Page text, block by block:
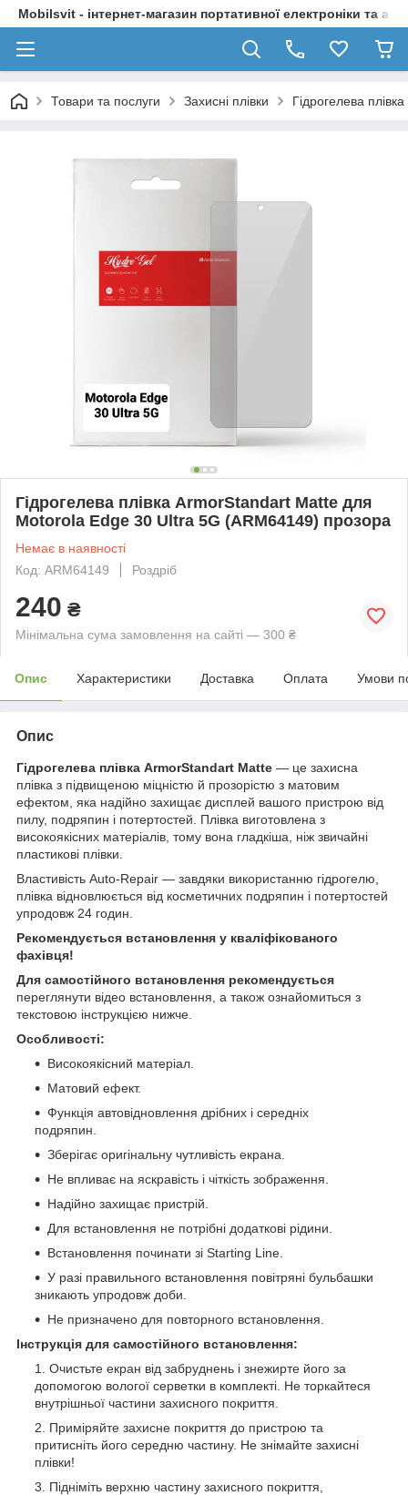
Mobilsvit - інтернет-магазин портативної електроніки та
Товари та послуги Захисні плівки Гідрогелева
Гідрогелева плівка ArmorStandart Matte для
Motorola Edge 30 Ultra 5G (ARM64149) прозора
Немає в наявності
Код: ARM64149
Роздріб
240 ₴
Мінімальна сума замовлення на сайті — 300 ₴
Опис Характеристики Доставка Оплата Умови
Опис
Гідрогелева плівка ArmorStandart Matte — це захисна
плівка з підвищеною міцністю й прозорістю з матовим
ефектом, яка надійно захищає дисплей вашого пристрою від
пилу, подряпин і потертостей. Плівка виготовлена з
високоякісних матеріалів, тому вона гладкіша, ніж звичайні
пластикові плівки.
Властивість Auto-Repair — завдяки використанню гідрогелю,
плівка відновлюється від косметичних подряпин і потертостей
упродовж 24 годин.
Рекомендується встановлення у кваліфікованого
фахівця!
Для самостійного встановлення рекомендується
переглянути відео встановлення, а також ознайомиться з
текстовою інструкцією нижче.
Особливості:
Високоякісний матеріал.
Матовий ефект.
Функція автовідновлення дрібних і середніх
подряпин.
Зберігає оригінальну чутливість екрана.
Не впливає на яскравість і чіткість зображення.
Надійно захищає пристрій.
Для встановлення не потрібні додаткові рідини.
Встановлення починати зі Starting Line.
У разі правильного встановлення повітряні бульбашки
зникають упродовж доби.
Не призначено для повторного встановлення.
Інструкція для самостійного встановлення:
Очистьте екран від забруднень і знежирте його за
допомогою вологої серветки в комплекті. Не торкайтеся
внутрішньої частини захисного покриття.
Приміряйте захисне покриття до пристрою та
притисніть його середню частину. Не знімайте захисні
плівки!
Підніміть верхню частину захисного покриття,